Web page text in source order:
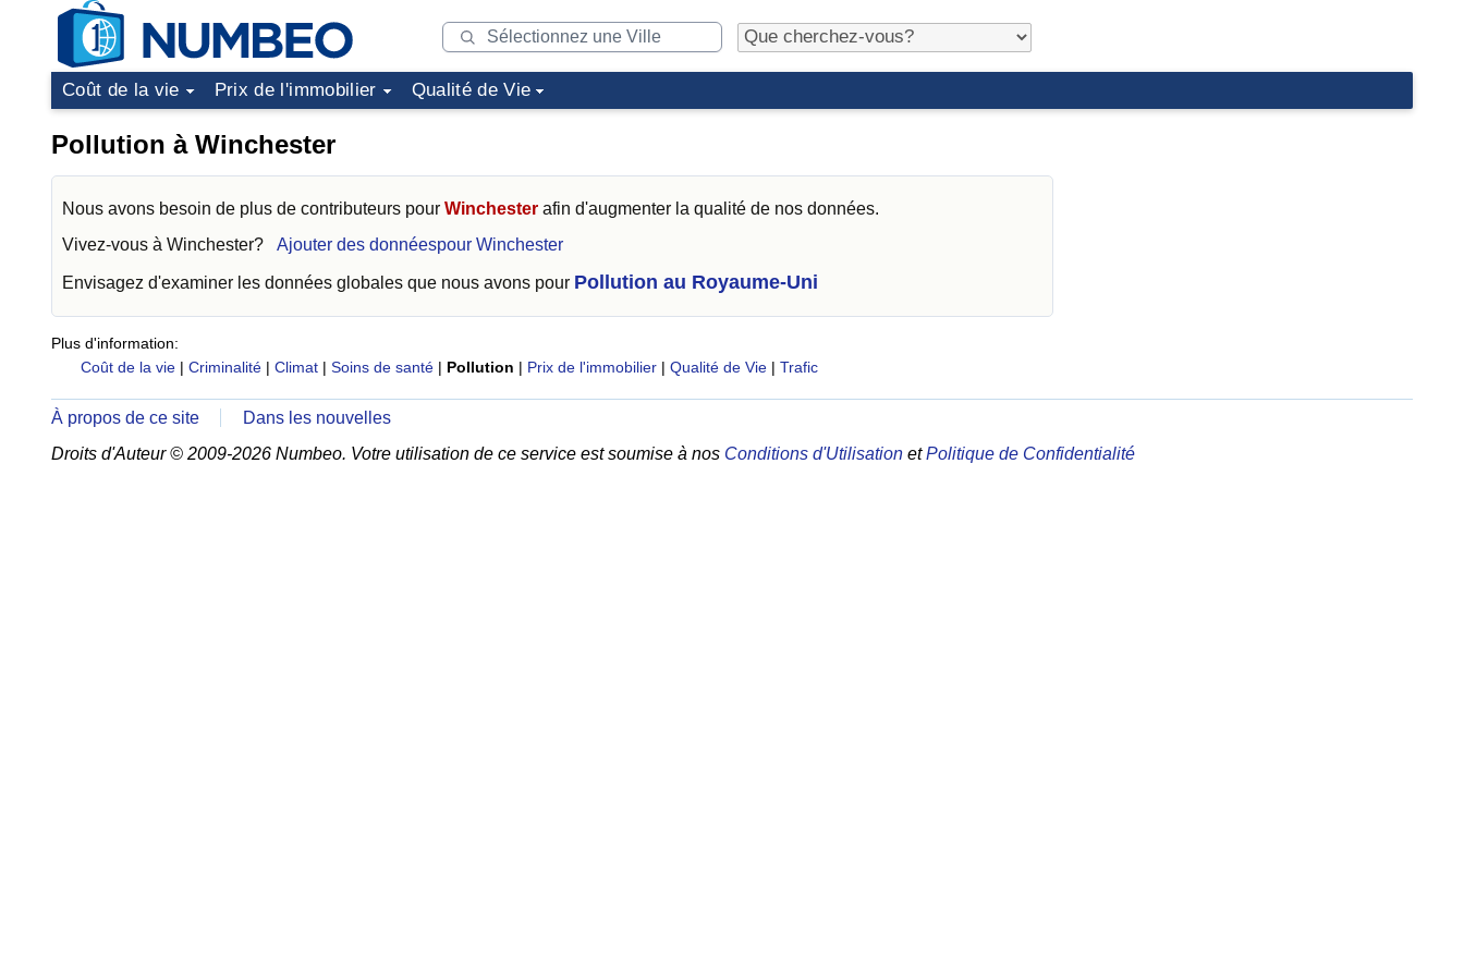
Coût de la vie Prix de l'immobilier Qualité de Vie
Pollution à Winchester
Nous avons besoin de plus de contributeurs pour Winchester afin d'augmenter la qualité de nos données.
Vivez-vous à Winchester? Ajouter des donnéespour Winchester
Envisagez d'examiner les données globales que nous avons pour Pollution au Royaume-Uni
Plus d'information:
Coût de la vie | Criminalité | Climat | Soins de santé | Pollution | Prix de l'immobilier | Qualité de Vie | Trafic
À propos de ce site
Dans les nouvelles
Droits d'Auteur © 2009-2026 Numbeo. Votre utilisation de ce service est soumise à nos Conditions d'Utilisation etPolitique de Confidentialité